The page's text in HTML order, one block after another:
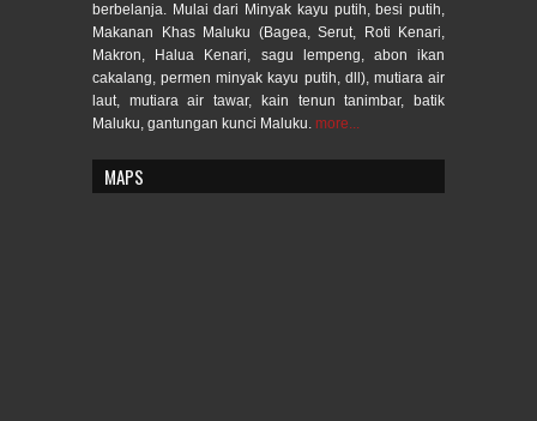
berbelanja. Mulai dari Minyak kayu putih, besi putih,
Makanan Khas Maluku (Bagea, Serut, Roti Kenari,
Makron, Halua Kenari, sagu lempeng, abon ikan
cakalang, permen minyak kayu putih, dll), mutiara air
laut, mutiara air tawar, kain tenun tanimbar, batik
Maluku, gantungan kunci Maluku. more...
MAPS